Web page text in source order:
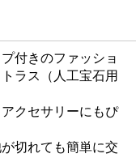
付きのファッショ
ラス（人工宝石用
クセサリーにもぴ
切れても簡単に交